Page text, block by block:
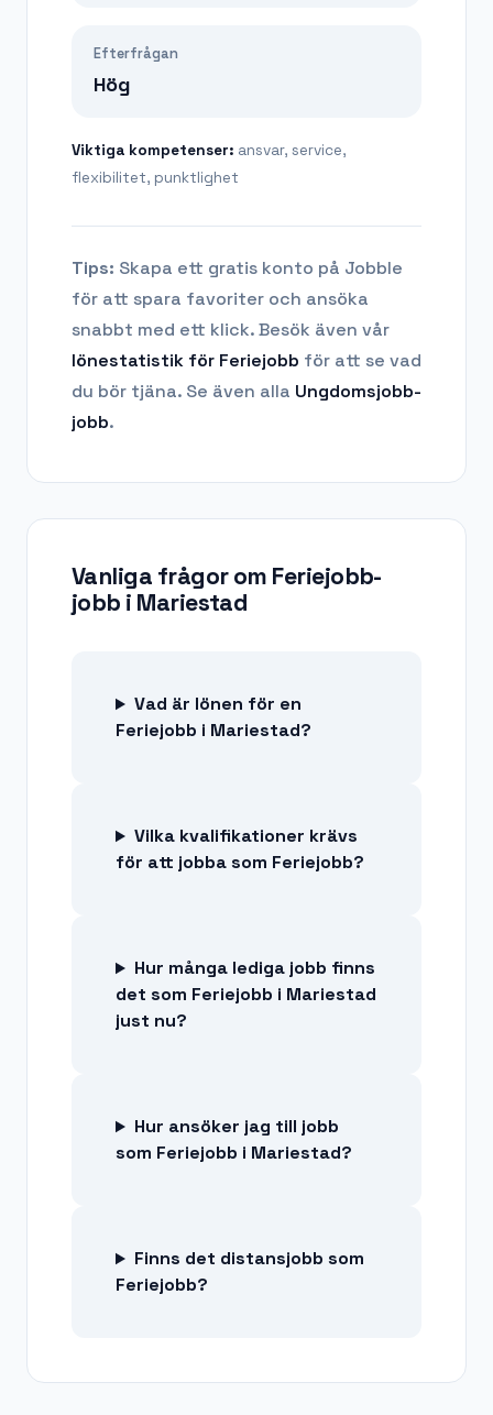
Efterfrågan
Hög
Viktiga kompetenser: ansvar, service,
flexibilitet, punktlighet
Tips: Skapa ett gratis konto på Jobble
för att spara favoriter och ansöka
snabbt med ett klick. Besök även vår
lönestatistik för Feriejobb för att se vad
du bör tjäna. Se även alla Ungdomsjobb-
jobb.
Vanliga frågor om Feriejobb-
jobb i Mariestad
Vad är lönen för en
Feriejobb i Mariestad?
Vilka kvalifikationer krävs
för att jobba som Feriejobb?
Hur många lediga jobb finns
det som Feriejobb i Mariestad
just nu?
Hur ansöker jag till jobb
som Feriejobb i Mariestad?
Finns det distansjobb som
Feriejobb?